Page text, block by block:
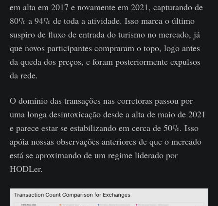
em alta em 2017 e novamente em 2021, capturando de
80% a 94% de toda a atividade. Isso marca o último
suspiro de fluxo de entrada do turismo no mercado, já
que novos participantes compraram o topo, logo antes
da queda dos preços, e foram posteriormente expulsos
da rede.
O domínio das transações nas corretoras passou por
uma longa desintoxicação desde a alta de maio de 2021
e parece estar se estabilizando em cerca de 50%. Isso
apóia nossas observações anteriores de que o mercado
está se aproximando de um regime liderado por
HODLer.